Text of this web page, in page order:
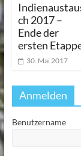
ch 2017 –
Ende der
ersten
30. Mai 2017
Anmelden
Benutzername